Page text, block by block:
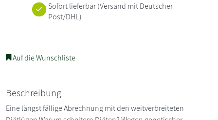
Sofort lieferbar(Versand mit Deutscher
Post/DHL)
Auf die Wunschliste
Beschreibung
Eine längst fällige Abrechnung mit den weitverbreiteten